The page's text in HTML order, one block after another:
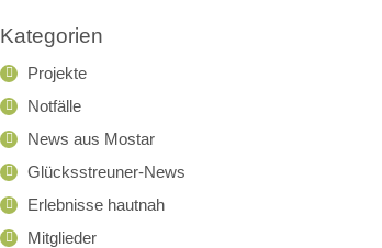
Kategorien
Projekte
Notfälle
News aus Mostar
Glücksstreuner-News
Erlebnisse hautnah
Mitglieder